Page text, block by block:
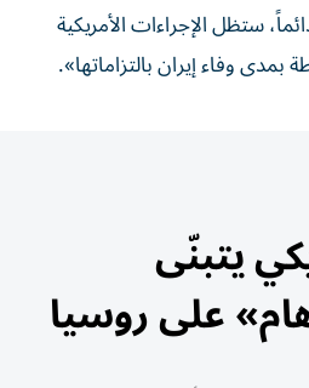
⁠ستظل الإجراءات ‌الأمريكية
وفاء ⁠إيران ​بالتزاماتها».
يتبنّى
على روسيا